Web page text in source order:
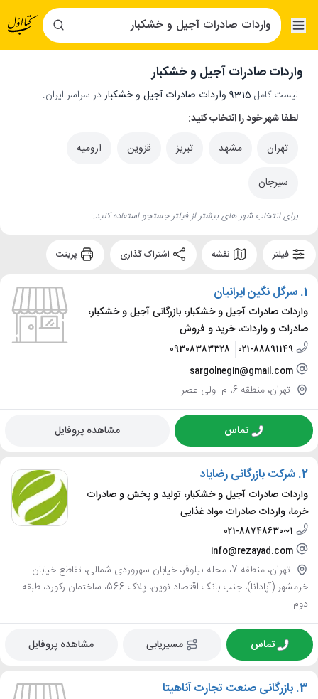
واردات صادرات آجیل و خشکبار
لیست کامل 9315 واردات صادرات آجیل و خشکبار
در سراسر ایران.
لطفا شهر خود را انتخاب کنید:
تهران
مشهد تبریز قزوین ارومیه
سیرجان
برای انتخاب شهر های بیشتر از فیلتر جستجو استفاده کنید.
فیلتر نقشه
1. سرگل نگین ایرانیان
واردات صادرات آجیل و خشکبار، بازرگانی آجیل و خشکبار،
صادرات و واردات، خرید و فروش
021-88891149
09308383328
sargolnegin@gmail.com
تهران، منطقه 6، م. ولی عصر
تماس مشاهده پروفایل
2. شرکت بازرگانی رضایاد
واردات صادرات آجیل و خشکبار، تولید و پخش و صادرات
خرما، واردات صادرات مواد غذایی
021-88748630~1
info@rezayad.com
تهران، منطقه 7، محله نیلوفر، خیابان سهروردی شمالی، تقاطع خیابان
خرمشهر (آپادانا)، جنب بانک اقتصاد نوین، پلاک 566، ساختمان رکورد، طبقه
دوم
تماس مسیریابی مشاهده پروفایل
3. بازرگانی صنعت تجارت آناهیتا